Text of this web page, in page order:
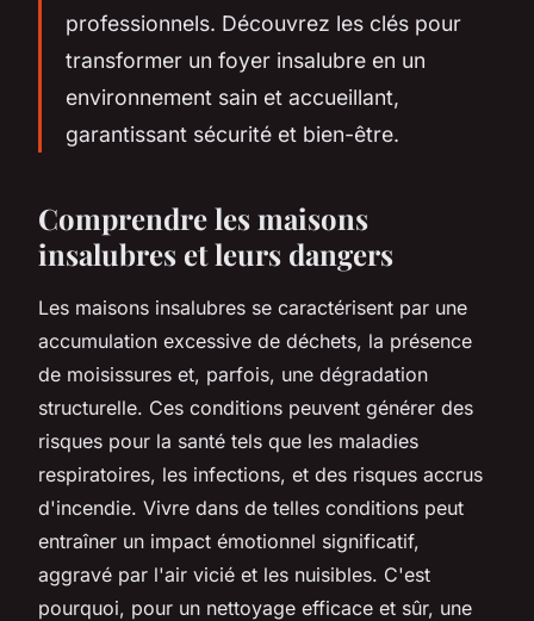
professionnels. Découvrez les clés pour
transformer un foyer insalubre en un
environnement sain et accueillant,
garantissant sécurité et bien-être.
Comprendre les maisons
insalubres et leurs dangers
Les maisons insalubres se caractérisent par une
accumulation excessive de déchets, la présence
de moisissures et, parfois, une dégradation
structurelle. Ces conditions peuvent générer des
risques pour la santé tels que les maladies
respiratoires, les infections, et des risques accrus
d'incendie. Vivre dans de telles conditions peut
entraîner un impact émotionnel significatif,
aggravé par l'air vicié et les nuisibles. C'est
pourquoi, pour un nettoyage efficace et sûr, une